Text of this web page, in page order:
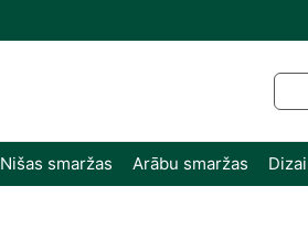
Nišas smaržas Arābu smaržas